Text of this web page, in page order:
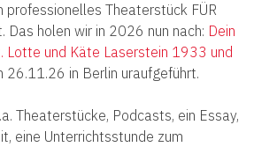
professionelles Theaterstück FÜR
Das holen wir in 2026 nun nach: Dein
Lotte und Käte Laserstein 1933 und
26.11.26 in Berlin uraufgeführt.
Theaterstücke, Podcasts, ein Essay,
eine Unterrichtsstunde zum